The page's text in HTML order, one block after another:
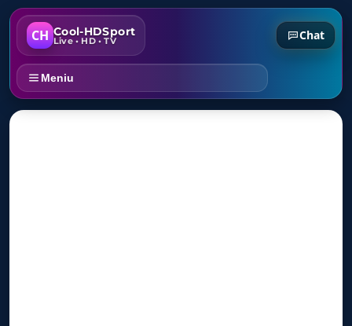
CH Cool-HDSport
Live • HD • TV
Meniu
Chat